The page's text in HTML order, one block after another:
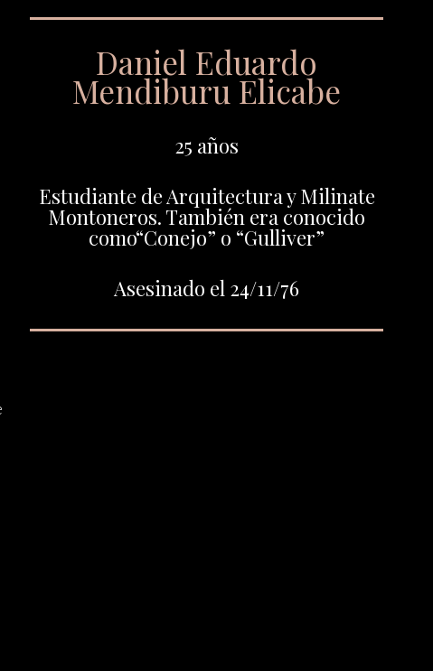
Daniel Eduardo
Mendiburu Elicabe
25 años
Estudiante de Arquitectura y Milinate
Montoneros. También era conocido
como“Conejo” o “Gulliver”
Asesinado el 24/11/76